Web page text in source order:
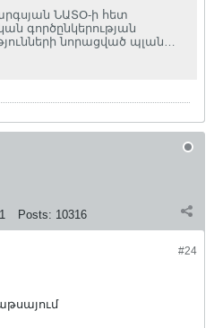
ՆԱՏՕ-ի հետ
գործընկերության
նորացված պլանով
Posts: 10316
#24